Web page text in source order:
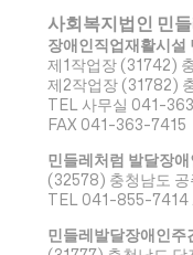
사회복지법인 민
장애인직업재활시설
제1작업장 (31742)
제2작업장 (31782)
TEL 사무실 041-
FAX 041-363-7415
민들레처럼 발달장애
(32578) 충청남도 공
TEL 041-855-7414
민들레발달장애인주